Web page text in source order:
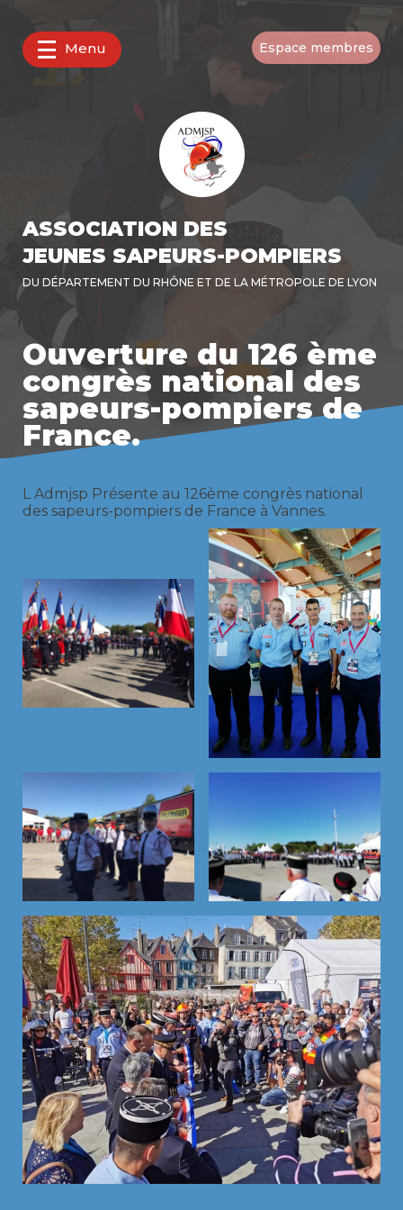
Menu Espace membres
ASSOCIATION DES
JEUNES SAPEURS-POMPIERS
DU DÉPARTEMENT DU RHÔNE ET DE LA MÉTROPOLE DE LYON
Ouverture du 126 ème
congrès national des
sapeurs-pompiers de
France.
L Admjsp Présente au 126ème congrès national
des sapeurs-pompiers de France à Vannes.